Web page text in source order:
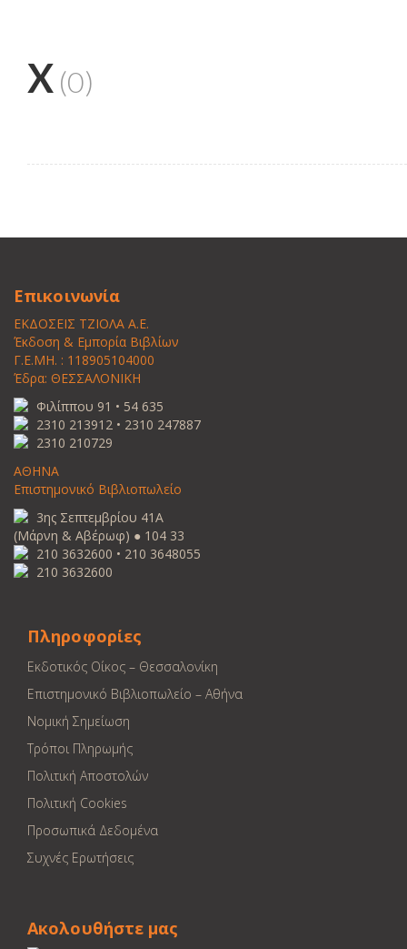
X (0)
Επικοινωνία
ΕΚΔΟΣΕΙΣ ΤΖΙΟΛΑ Α.Ε.
Έκδοση & Εμπορία Βιβλίων
Γ.Ε.ΜΗ. : 118905104000
Έδρα: ΘΕΣΣΑΛΟΝΙΚΗ
Φιλίππου 91 • 54 635
2310 213912 • 2310 247887
2310 210729
ΑΘΗΝΑ
Επιστημονικό Βιβλιοπωλείο
3ης Σεπτεμβρίου 41Α
(Μάρνη & Αβέρωφ) ● 104 33
210 3632600 • 210 3648055
210 3632600
Πληροφορίες
Εκδοτικός Οίκος – Θεσσαλονίκη
Επιστημονικό Βιβλιοπωλείο – Αθήνα
Νομική Σημείωση
Τρόποι Πληρωμής
Πολιτική Αποστολών
Πολιτική Cookies
Προσωπικά Δεδομένα
Συχνές Ερωτήσεις
Ακολουθήστε μας